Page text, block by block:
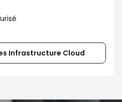
Infrastructure Cloud